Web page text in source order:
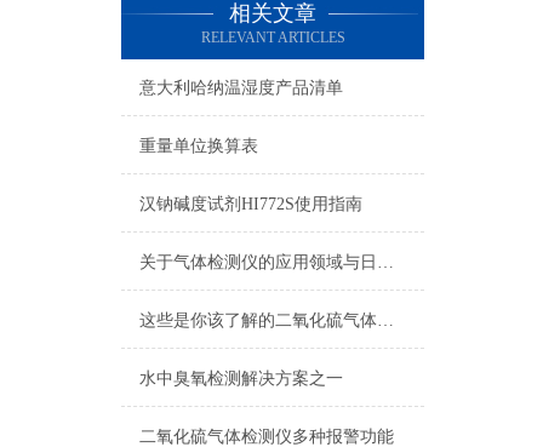
相关文章
RELEVANT ARTICLES
意大利哈纳温湿度产品清单
重量单位换算表
汉钠碱度试剂HI772S使用指南
关于气体检测仪的应用领域与日常注意事项
这些是你该了解的二氧化硫气体检测仪知识点
水中臭氧检测解决方案之一
二氧化硫气体检测仪多种报警功能